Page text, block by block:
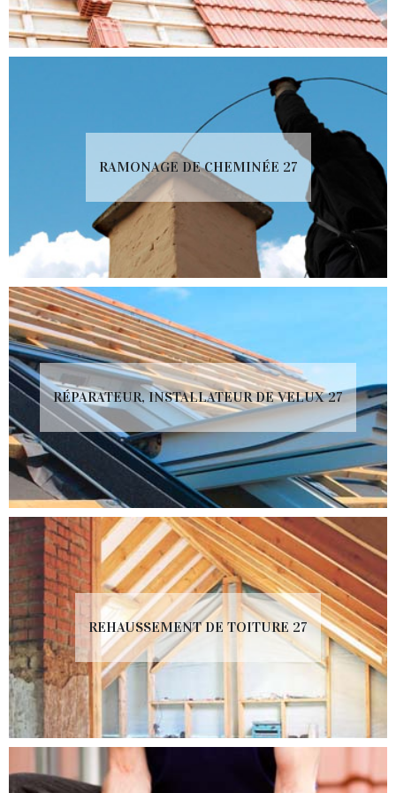
RAMONAGE DE CHEMINÉE 27
RÉPARATEUR, INSTALLATEUR DE VELUX 27
REHAUSSEMENT DE TOITURE 27